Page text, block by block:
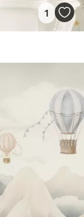
1